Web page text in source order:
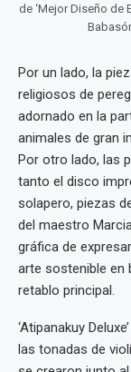
de ‘Mejor Diseño de
Por un lado, la
religiosos de
adornado en la
animales de gran
Por otro lado, las
tanto el disco
solapero, piezas
del maestro
gráfica de
arte sostenible en
retablo principal.
‘Atipanakuy
las tonadas de